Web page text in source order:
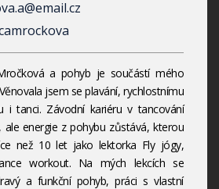
a pohyb je součástí mého
jsem se plavání, rychlostnímu
i tanci. Závodní kariéru v tancování
ale energie z pohybu zůstává, kterou
než 10 let jako lektorka Fly jógy,
workout. Na mých lekcích se
a funkční pohyb, práci s vlastní